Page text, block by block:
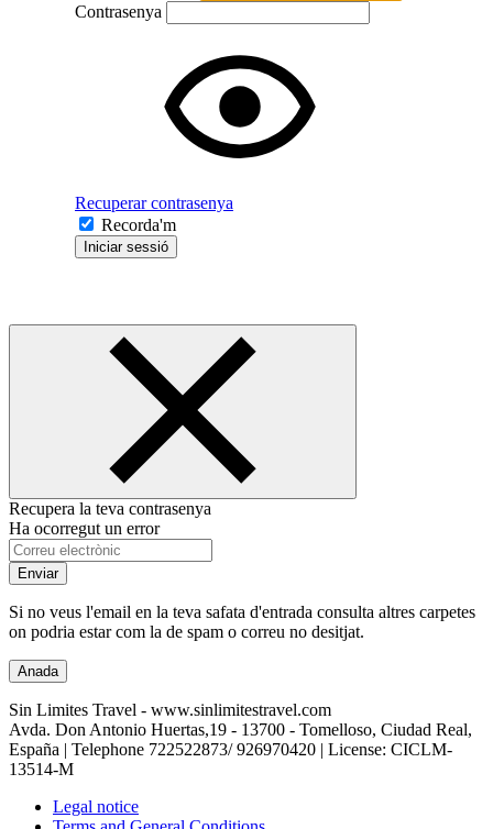
Contrasenya
Recuperar contrasenya
Recorda'm
Iniciar sessió
Recupera la teva contrasenya
Ha ocorregut un error
Enviar
Si no veus l'email en la teva safata d'entrada consulta altres carpetes
on podria estar com la de spam o correu no desitjat.
Anada
Sin Limites Travel - www.sinlimitestravel.com
Avda. Don Antonio Huertas,19 - 13700 - Tomelloso, Ciudad Real,
España | Telephone 722522873/ 926970420 | License: CICLM-
13514-M
Legal notice